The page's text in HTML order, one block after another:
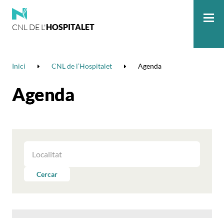
CNL DE L'HOSPITALET
Inici CNL de l’Hospitalet Agenda
Agenda
LES
PERCercar